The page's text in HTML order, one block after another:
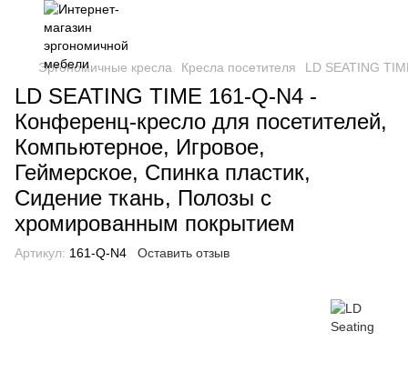
Эргономичные кресла Кресла посетителя LD SEATING
LD SEATING TIME 161-Q-N4 -
Конференц-кресло для посетителей,
Компьютерное, Игровое,
Геймерское, Спинка пластик,
Сидение ткань, Полозы с
хромированным покрытием
Артикул: 161-Q-N4 Оставить отзыв